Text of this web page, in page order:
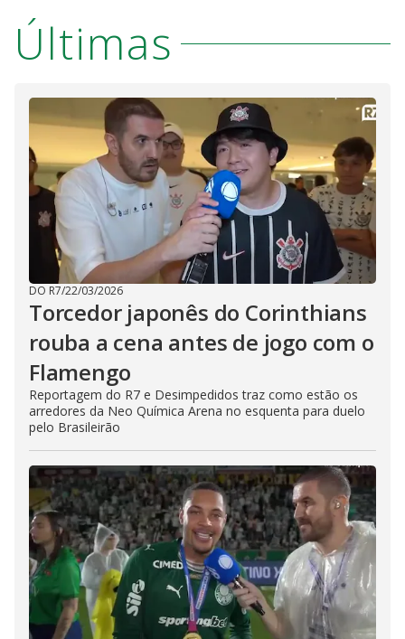
Últimas
DO R7/22/03/2026
Torcedor japonês do Corinthians
rouba a cena antes de jogo com o
Flamengo
Reportagem do R7 e Desimpedidos traz como estão os
arredores da Neo Química Arena no esquenta para duelo
pelo Brasileirão